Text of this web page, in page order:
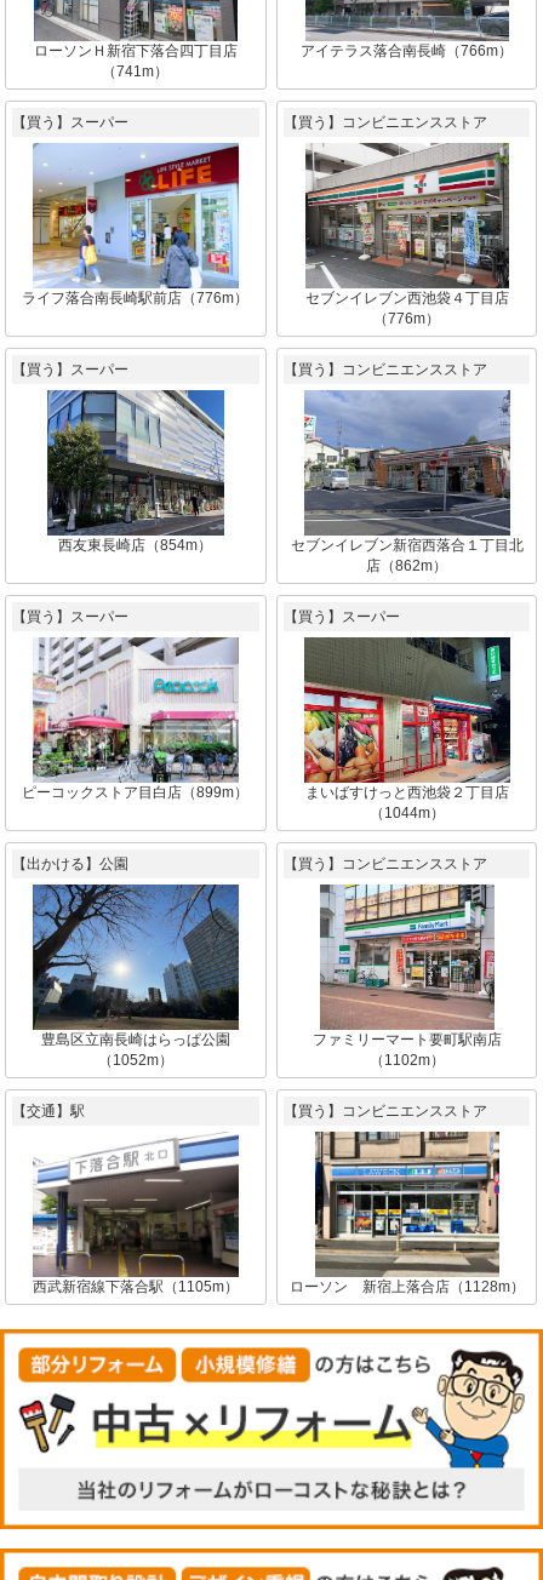
ローソンＨ新宿下落合四丁目店
（741m）
アイテラス落合南長崎（766m）
【買う】スーパー
ライフ落合南長崎駅前店（776m）
【買う】コンビニエンスストア
セブンイレブン西池袋４丁目店
（776m）
【買う】スーパー
西友東長崎店（854m）
【買う】コンビニエンスストア
セブンイレブン新宿西落合１丁目北
店（862m）
【買う】スーパー
ピーコックストア目白店（899m）
【買う】スーパー
まいばすけっと西池袋２丁目店
（1044m）
【出かける】公園
豊島区立南長崎はらっぱ公園
（1052m）
【買う】コンビニエンスストア
ファミリーマート要町駅南店
（1102m）
【交通】駅
西武新宿線下落合駅（1105m）
【買う】コンビニエンスストア
ローソン 新宿上落合店（1128m）